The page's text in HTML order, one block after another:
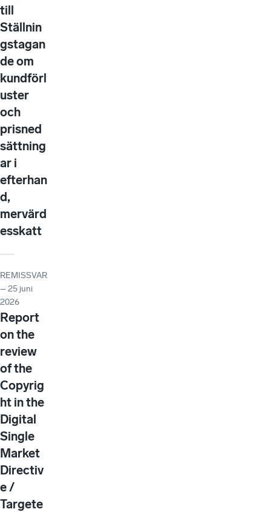
till
Ställnin
gstagan
de om
kundförl
uster
och
prisned
sättning
ar i
efterhan
d,
mervärd
esskatt
REMISSVAR
– 25 juni
2026
Report
on the
review
of the
Copyrig
ht in the
Digital
Single
Market
Directiv
e /
Targete